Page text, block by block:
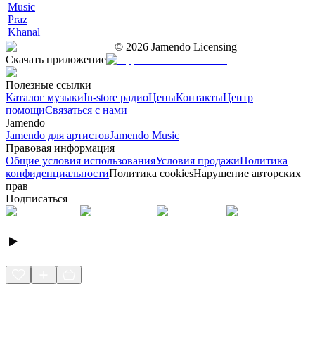
Music
Praz
Khanal
© 2026 Jamendo Licensing
Скачать приложение
Полезные ссылки
Каталог музыкиIn-store радиоЦеныКонтактыЦентр
помощиСвязаться с нами
Jamendo
Jamendo для артистовJamendo Music
Правовая информация
Общие условия использованияУсловия продажиПолитика
конфиденциальностиПолитика cookiesНарушение авторских
прав
Подписаться